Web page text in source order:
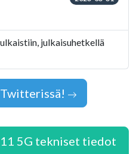
julkaisuhetkellä
5G tekniset tiedot